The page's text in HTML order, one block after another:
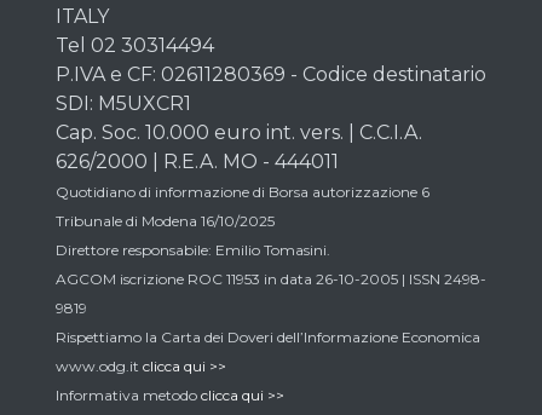
ITALY
Tel 02 30314494
P.IVA e CF: 02611280369 - Codice destinatario
SDI: M5UXCR1
Cap. Soc. 10.000 euro int. vers. | C.C.I.A.
626/2000 | R.E.A. MO - 444011
Quotidiano di informazione di Borsa autorizzazione 6
Tribunale di Modena 16/10/2025
Direttore responsabile: Emilio Tomasini.
AGCOM iscrizione ROC 11953 in data 26-10-2005 | ISSN 2498-
9819
Rispettiamo la Carta dei Doveri dell’Informazione Economica
www.odg.it clicca qui >>
Informativa metodo clicca qui >>